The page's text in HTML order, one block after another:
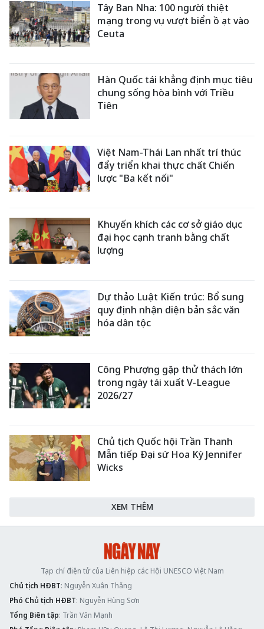
Tây Ban Nha: 100 người thiệt
mạng trong vụ vượt biển ồ ạt vào
Ceuta
Hàn Quốc tái khẳng định mục tiêu
chung sống hòa bình với Triều
Tiên
Việt Nam-Thái Lan nhất trí thúc
đẩy triển khai thực chất Chiến
lược "Ba kết nối"
Khuyến khích các cơ sở giáo dục
đại học cạnh tranh bằng chất
lượng
Dự thảo Luật Kiến trúc: Bổ sung
quy định nhận diện bản sắc văn
hóa dân tộc
Công Phượng gặp thử thách lớn
trong ngày tái xuất V-League
2026/27
Chủ tịch Quốc hội Trần Thanh
Mẫn tiếp Đại sứ Hoa Kỳ Jennifer
Wicks
XEM THÊM
Tạp chí điện tử của Liên hiệp các Hội UNESCO Việt Nam
Chủ tịch HĐBT: Nguyễn Xuân Thắng
Phó Chủ tịch HĐBT: Nguyễn Hùng Sơn
Tổng Biên tập: Trần Văn Mạnh